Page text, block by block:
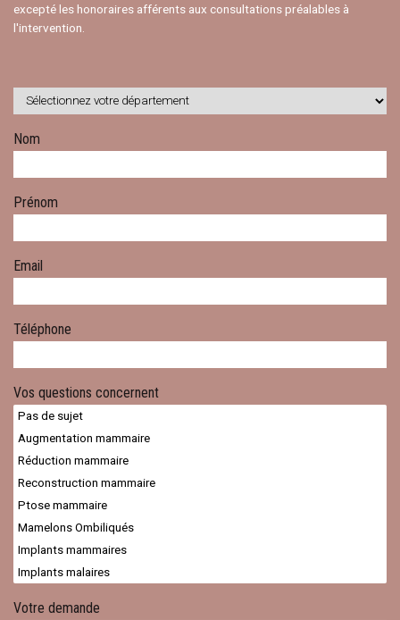
excepté les honoraires afférents aux consultations préalables à
l'intervention.
Nom
Prénom
Email
Téléphone
Vos questions concernent
Votre demande